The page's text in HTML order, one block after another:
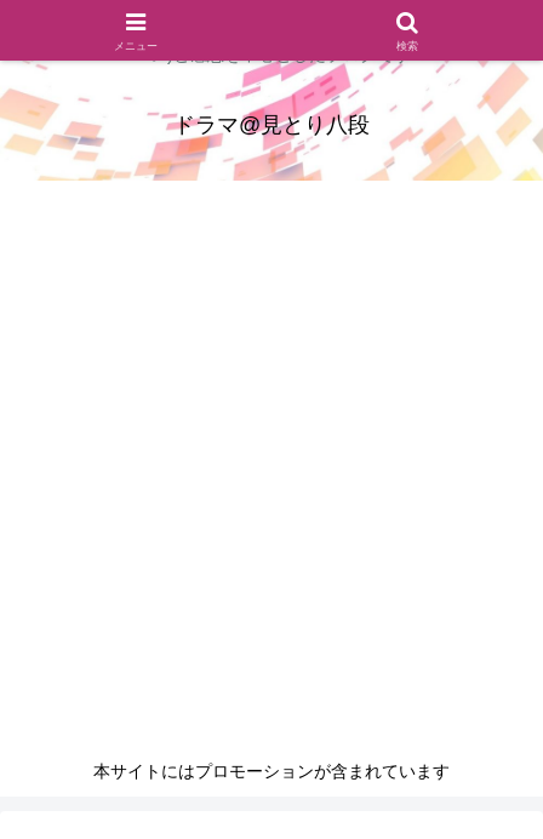
ドラマのシーンとセリフを切り取ったあらすじレビュー(復習ネタ
バレ)と感想を中心としたブログです
ドラマ@見とり八段
本サイトにはプロモーションが含まれています
メニュー 検索